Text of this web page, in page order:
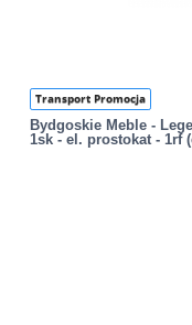
Transport Promocja
Bydgoskie Meble -
1sk - el. prostokat - 1rf